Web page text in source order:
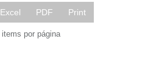
Excel PDF Print
items por página